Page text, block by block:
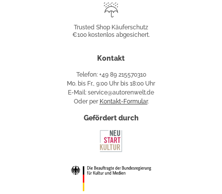
Käuferschutz
Trusted Shop Käuferschutz
€100 kostenlos abgesichert.
Kontakt
Telefon: +49 89 215570310
Mo. bis Fr., 9:00 Uhr bis 18:00 Uhr
E-Mail: service@autorenwelt.de
Oder per Kontakt-Formular.
Gefördert durch